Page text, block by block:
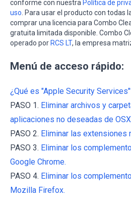
conforme con nuestra Política de
uso. Para usar el producto con todas
comprar una licencia para Combo
gratuita limitada disponible. Combo
operado por RCS LT, la empresa
Menú de acceso rápido:
¿Qué es "Apple Security
PASO 1. Eliminar archivos y
aplicaciones no deseadas de
PASO 2. Eliminar las extensiones
PASO 3. Eliminar los
Google Chrome.
PASO 4. Eliminar los
Mozilla Firefox.